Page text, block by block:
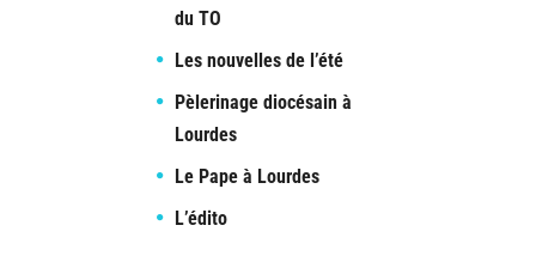
du TO
Les nouvelles de l’été
Pèlerinage diocésain à
Lourdes
Le Pape à Lourdes
L’édito